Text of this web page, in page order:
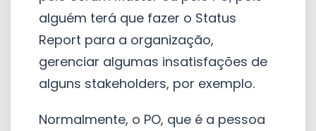
alguém terá que fazer o Status
Report para a organização,
gerenciar algumas insatisfações de
alguns stakeholders, por exemplo.
Normalmente, o PO, que é a pessoa